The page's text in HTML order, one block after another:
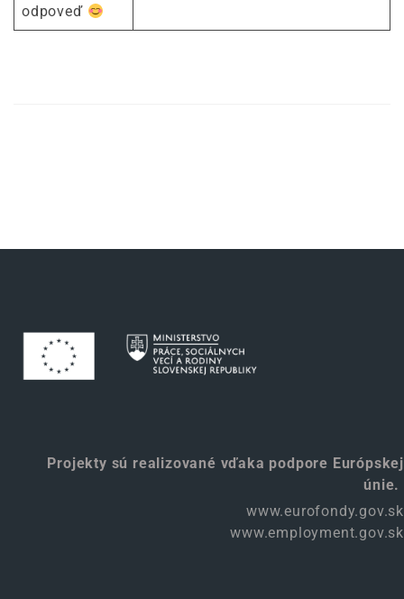
odpoveď
Projekty sú realizované vďaka podpore Európskej
únie.
www.eurofondy.gov.sk
www.employment.gov.sk